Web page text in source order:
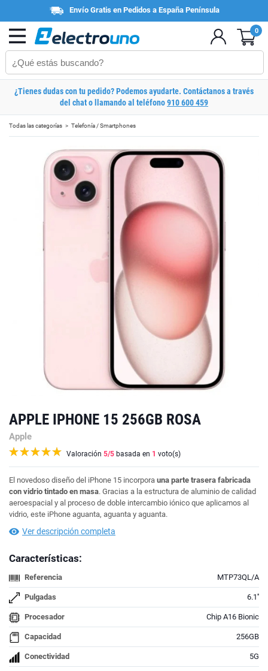
Envío Gratis en Pedidos a España Península
0
¿Tienes dudas con tu pedido? Podemos ayudarte. Contáctanos a través
del chat o llamando al teléfono910 600 459
Todas las categorías Telefonía / Smartphones
APPLE IPHONE 15 256GB ROSA
Apple
Valoración 5/5 basada en 1 voto(s)
El novedoso diseño del iPhone 15 incorpora una parte trasera fabricada
con vidrio tintado en masa. Gracias a la estructura de aluminio de calidad
aeroespacial y al proceso de doble intercambio iónico que aplicamos al
vidrio, este iPhone aguanta, aguanta y aguanta.
Ver descripción completa
Características:
Referencia MTP73QL/A
Pulgadas 6.1''
Procesador Chip A16 Bionic
Capacidad 256GB
Conectividad 5G